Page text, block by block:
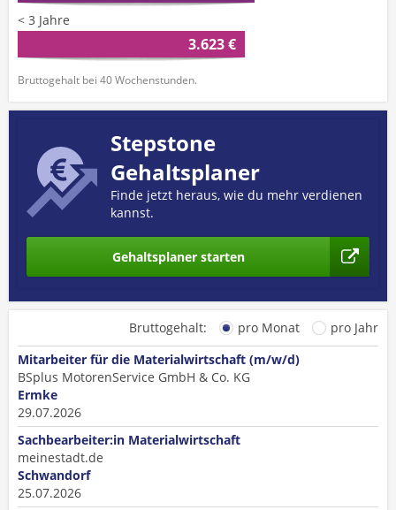
< 3 Jahre
3.623 €
Bruttogehalt bei 40 Wochenstunden.
Stepstone
Gehaltsplaner
Finde jetzt heraus, wie du mehr verdienen
kannst.
Gehaltsplaner starten
Bruttogehalt: pro Monat
pro Jahr
Mitarbeiter für die Materialwirtschaft (m/w/d)
BSplus MotorenService GmbH & Co. KG
Ermke
29.07.2026
Sachbearbeiter:in Materialwirtschaft
meinestadt.de
Schwandorf
25.07.2026